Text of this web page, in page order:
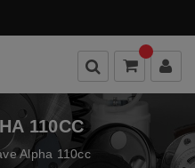
110CC
Alpha 110cc